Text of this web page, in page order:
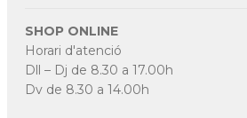
SHOP ONLINE
Horari d'atenció
Dll – Dj de 8.30 a 17.00h
Dv de 8.30 a 14.00h